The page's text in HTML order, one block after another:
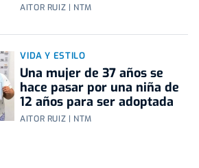
AITOR RUIZ | NTM
VIDA Y ESTILO
Una mujer de 37 años se
hace pasar por una niña de
12 años para ser adoptada
AITOR RUIZ | NTM